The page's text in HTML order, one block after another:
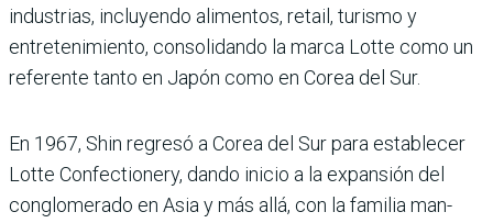
industrias, incluyendo alimentos, retail, turismo y
entretenimiento, consolidando la marca Lotte como un
referente tanto en Japón como en Corea del Sur.
En 1967, Shin regresó a Corea del Sur para estable­cer
Lotte Confectionery, dando inicio a la expansión del
conglomerado en Asia y más allá, con la familia man­